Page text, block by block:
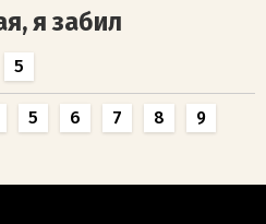
я забил
5
5 6 7 8
9